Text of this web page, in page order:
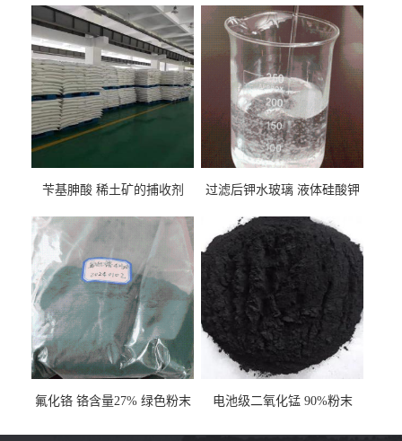
苄基胂酸 稀土矿的捕收剂 过滤后钾水玻璃 液体硅酸钾
氟化铬 铬含量27% 绿色粉末 电池级二氧化锰 90%粉末